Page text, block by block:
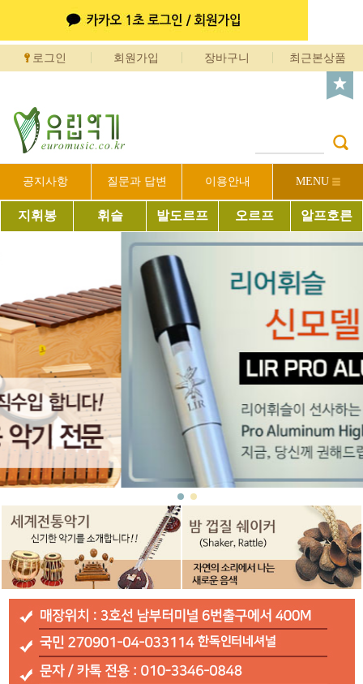
로그인 회원가입 장바구니 최근본상품
공지사항 질문과 답변 이용안내 MENU
지휘봉 휘슬 발도르프 오르프 알프호른